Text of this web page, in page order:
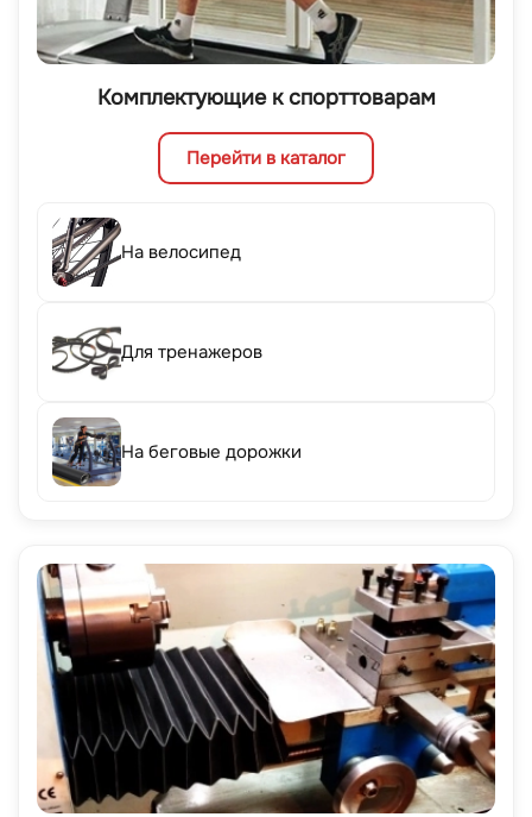
Комплектующие к спорттоварам
Перейти в каталог
На велосипед
Для тренажеров
На беговые дорожки